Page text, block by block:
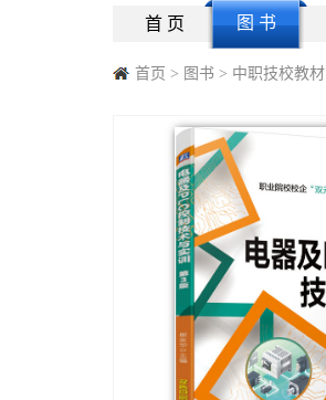
首 页 图 书
首页 > 图书 > 中职技校教材